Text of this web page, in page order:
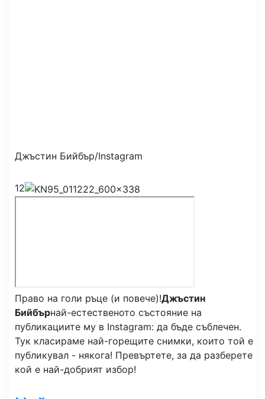
Джъстин Бийбър/Instagram
12
Право на голи ръце (и повече)!Джъстин
Бийбърнай-естественото състояние на
публикациите му в Instagram: да бъде съблечен.
Тук класираме най-горещите снимки, които той е
публикувал - някога! Превъртете, за да разберете
кой е най-добрият избор!